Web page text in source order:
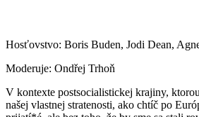
Hosťovstvo: Boris Buden, Jodi Dean,
Moderuje: Ondřej Trhoň
V kontexte postsocialistickej krajiny,
našej vlastnej stratenosti, ako chtíč po